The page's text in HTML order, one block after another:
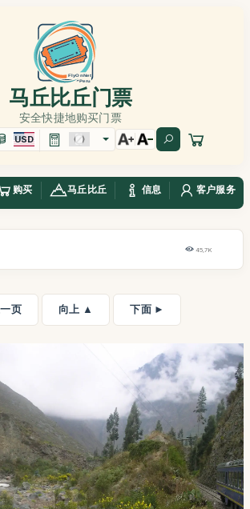
马丘比丘门票
安全快捷地购买门票
USD
购买 马丘比丘 信息 客户服务
45,7K
页 向上 ▲ 下面 ►